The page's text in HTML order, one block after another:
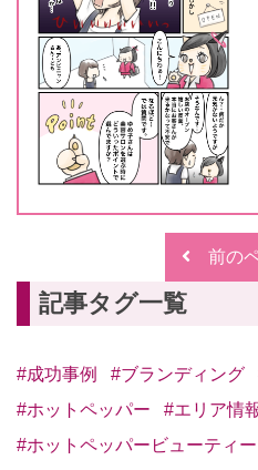
前の
記事タグ一覧
#成功事例 #ブランディング
#ホットペッパー
#エリア情
#ホットペッパービューティー